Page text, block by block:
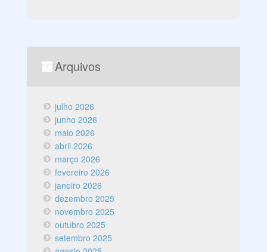
Arquivos
julho 2026
junho 2026
maio 2026
abril 2026
março 2026
fevereiro 2026
janeiro 2026
dezembro 2025
novembro 2025
outubro 2025
setembro 2025